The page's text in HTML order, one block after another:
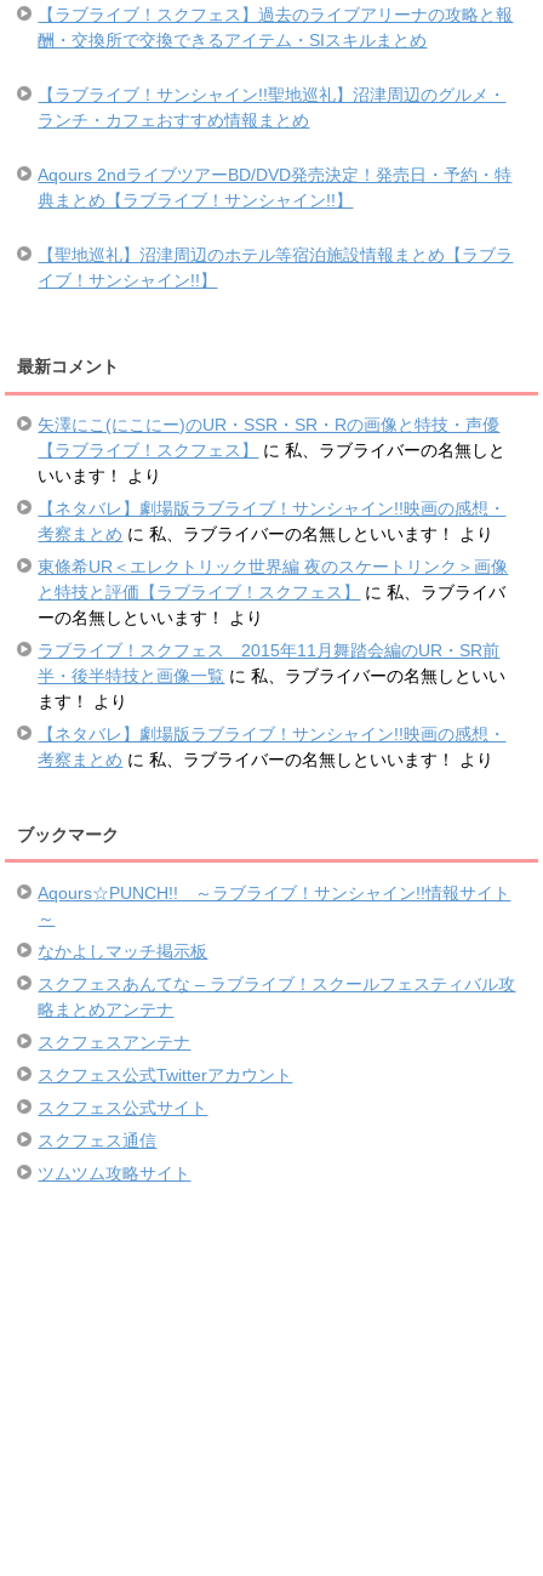
【ラブライブ！スクフェス】過去のライブアリーナの攻略と報
酬・交換所で交換できるアイテム・SIスキルまとめ
【ラブライブ！サンシャイン!!聖地巡礼】沼津周辺のグルメ・
ランチ・カフェおすすめ情報まとめ
Aqours 2ndライブツアーBD/DVD発売決定！発売日・予約・特
典まとめ【ラブライブ！サンシャイン!!】
【聖地巡礼】沼津周辺のホテル等宿泊施設情報まとめ【ラブラ
イブ！サンシャイン!!】
最新コメント
矢澤にこ(にこにー)のUR・SSR・SR・Rの画像と特技・声優
【ラブライブ！スクフェス】
に私、ラブライバーの名無しと
いいます！
より
【ネタバレ】劇場版ラブライブ！サンシャイン!!映画の感想・
考察まとめ に私、ラブライバーの名無しといいます！
より
東條希UR＜エレクトリック世界編 夜のスケートリンク＞画像
と特技と評価【ラブライブ！スクフェス】
に私、ラブライバ
ーの名無しといいます！
より
ラブライブ！スクフェス 2015年11月舞踏会編のUR・SR前
半・後半特技と画像一覧 に私、ラブライバーの名無しといい
ます！
より
【ネタバレ】劇場版ラブライブ！サンシャイン!!映画の感想・
考察まとめ に私、ラブライバーの名無しといいます！ より
ブックマーク
Aqours☆PUNCH!! ～ラブライブ！サンシャイン!!情報サイト
～
なかよしマッチ掲示板
スクフェスあんてな – ラブライブ！スクールフェスティバル攻
略まとめアンテナ
スクフェスアンテナ
スクフェス公式Twitterアカウント
スクフェス公式サイト
スクフェス通信
ツムツム攻略サイト